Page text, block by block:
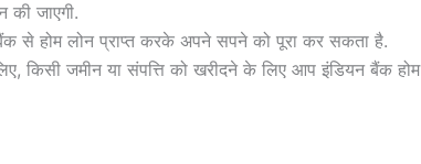
की जाएगी.
से होम लोन प्राप्त करके अपने सपने को पूरा कर सकता है.
किसी जमीन या संपत्ति को खरीदने के लिए आप इंडियन बैंक होम